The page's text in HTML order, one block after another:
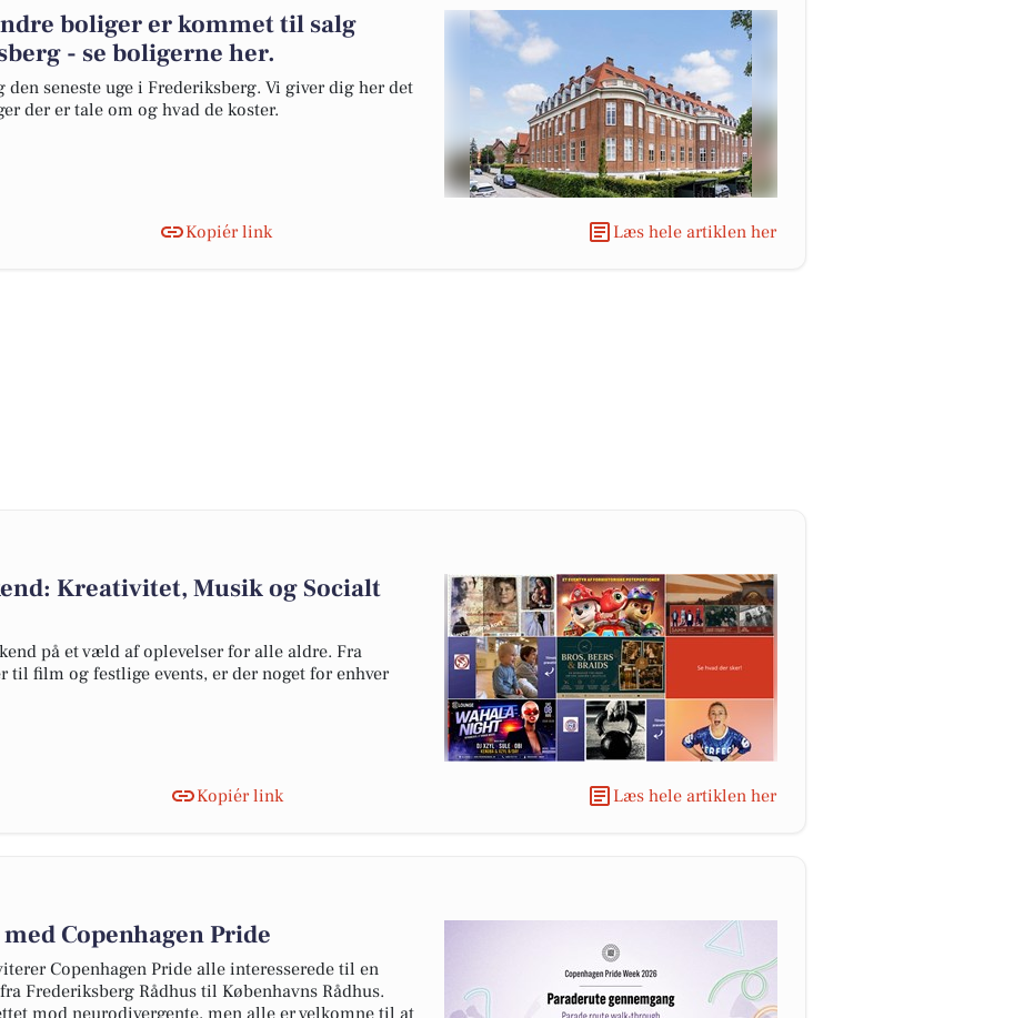
boliger er kommet til salg
- se boligerne her.
seneste uge i Frederiksberg. Vi giver dig her det
der er tale om og hvad de koster.
Kopiér link Læs hele artiklen her
Kreativitet, Musik og Socialt
på et væld af oplevelser for alle aldre. Fra
til film og festlige events, er der noget for enhver
Kopiér link Læs hele artiklen her
Copenhagen Pride
Copenhagen Pride alle interesserede til en
Frederiksberg Rådhus til Københavns Rådhus.
mod neurodivergente, men alle er velkomne til at